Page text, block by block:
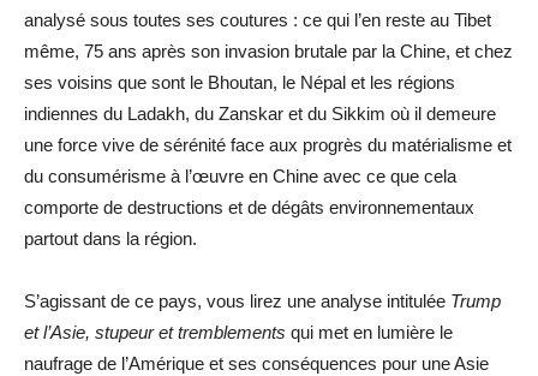
analysé sous toutes ses coutures : ce qui l’en reste au Tibet
même, 75 ans après son invasion brutale par la Chine, et chez
ses voisins que sont le Bhoutan, le Népal et les régions
indiennes du Ladakh, du Zanskar et du Sikkim où il demeure
une force vive de sérénité face aux progrès du matérialisme et
du consumérisme à l’œuvre en Chine avec ce que cela
comporte de destructions et de dégâts environnementaux
partout dans la région.
S’agissant de ce pays, vous lirez une analyse intitulée Trump
et l’Asie, stupeur et tremblements qui met en lumière le
naufrage de l’Amérique et ses conséquences pour une Asie